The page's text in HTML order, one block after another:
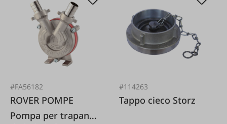
#FA56182
ROVER POMPE
Pompa per trapano
#114263
Tappo cieco Storz